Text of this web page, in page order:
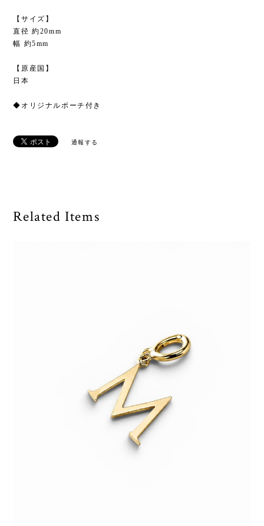
【サイズ】
直径 約20mm
幅 約5mm
【原産国】
日本
◆オリジナルポーチ付き
通報する
Related Items